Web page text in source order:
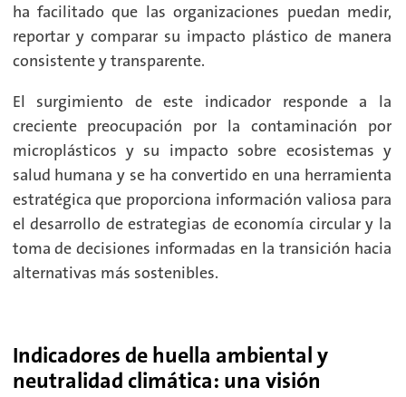
ha facilitado que las organizaciones puedan medir,
reportar y comparar su impacto plástico de manera
consistente y transparente.
El surgimiento de este indicador responde a la
creciente preocupación por la contaminación por
microplásticos y su impacto sobre ecosistemas y
salud humana y se ha convertido en una herramienta
estratégica que proporciona información valiosa para
el desarrollo de estrategias de economía circular y la
toma de decisiones informadas en la transición hacia
alternativas más sostenibles.
Indicadores de huella ambiental y
neutralidad climática: una visión